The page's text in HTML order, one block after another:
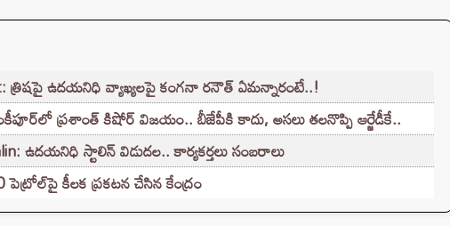
త్రిషపై ఉదయనిధి వ్యాఖ్యలపై కంగనా రనౌత్ ఏమన్నారంటే..!
ప్రశాంత్ కిషోర్ విజయం.. బీజేపీకి కాదు, అసలు తలనొప్పి ఆర్జేడీకే..
ఉదయనిధి స్టాలిన్ విడుదల.. కార్యకర్తలు సంబరాలు
కీలక ప్రకటన చేసిన కేంద్రం